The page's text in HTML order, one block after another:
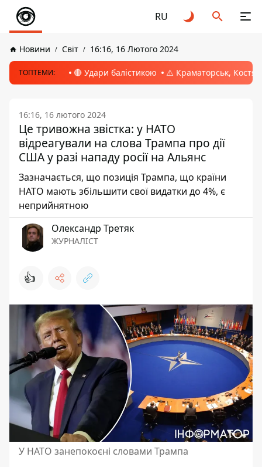
RU
Новини Світ 16:16, 16 Лютого 2024
ТОПТЕМИ: 🔴 Удари балістикою ⚠️ Краматорськ,
16:16, 16 лютого 2024
Це тривожна звістка: у НАТО
відреагували на слова Трампа про дії
США у разі нападу росії на Альянс
Зазначається, що позиція Трампа, що країни
НАТО мають збільшити свої видатки до 4%, є
неприйнятною
Олександр Третяк
ЖУРНАЛІСТ
👍
У НАТО занепокоєні словами Трампа